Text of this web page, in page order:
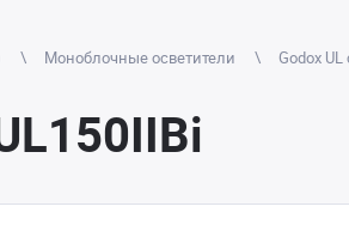
Моноблочные осветители Godox